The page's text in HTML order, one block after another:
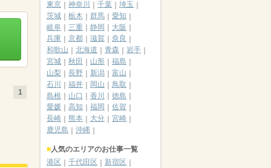
1
東京
神奈川 千葉
埼玉
茨城
栃木 群馬
愛知
岐阜
三重 静岡
大阪
兵庫
京都 滋賀
奈良
和歌山
北海道 青森
岩手
宮城
秋田 山形
福島
山梨
長野 新潟
富山
石川
福井 岡山
鳥取
島根
山口 香川
徳島
愛媛
高知 福岡
佐賀
長崎
熊本 大分
宮崎
鹿児島
沖縄
人気のエリアのお仕事一覧
港区
千代田区
新宿区